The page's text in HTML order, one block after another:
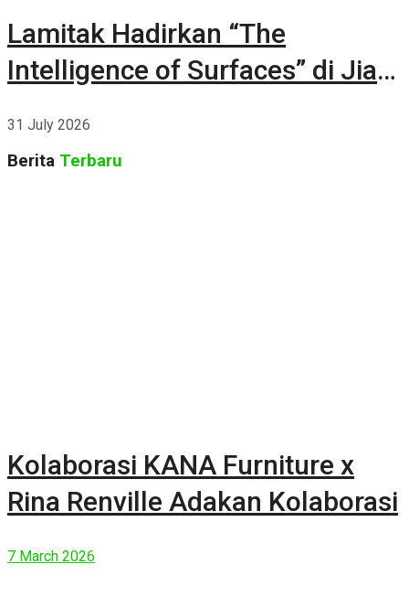
Lamitak Hadirkan “The
Intelligence of Surfaces” di Jia
31 July 2026
Berita Terbaru
Kolaborasi KANA Furniture x
Rina Renville Adakan Kolaborasi
7 March 2026